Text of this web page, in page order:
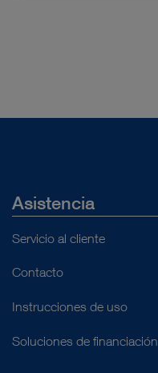
Asistencia
Servicio al cliente
Contacto
Instrucciones de uso
Soluciones de financiación